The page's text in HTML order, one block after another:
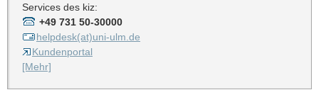
Services des kiz:
+49 731 50-30000
helpdesk(at)uni-ulm.de
Kundenportal
[Mehr]